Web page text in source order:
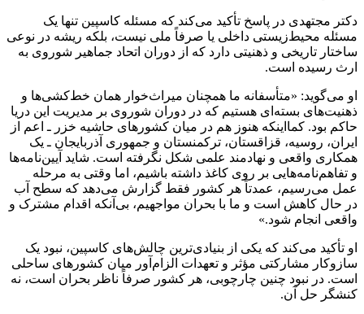
دکتر مجتهدی در پاسخ تأکید می‌کند که مسئله کاسپین تنها یک
مسئله محیط‌زیستی داخلی یا صرفاً ملی نیست، بلکه ریشه در نوعی
ساختار تاریخی و ذهنیتی دارد که از دوران اتحاد جماهیر شوروی به
ارث رسیده است.
او می‌گوید: «متأسفانه ما همچنان میراث‌خوار همان خط‌کشی‌ها و
ذهنیت‌های بسته‌ای هستیم که در دوران شوروی بر مدیریت این دریا
حاکم بود. کمااینکه هنوز هم در میان کشورهای حاشیه خزر ـ اعم از
ایران، روسیه، قزاقستان، ترکمنستان و جمهوری آذربایجان ـ یک
همکاری واقعی و نهادمند علمی شکل نگرفته است. شاید آیین‌نامه‌ها
و تفاهم‌نامه‌هایی بر روی کاغذ داشتە باشیم، اما وقتی به مرحله
عمل می‌رسیم، عمدتاً هر کشور فقط گزارش می‌دهد که سطح آب
در حال کاهش است و ما با بحران مواجهیم، بی‌آنکه اقدام مشترک و
واقعی انجام شود.»
او تأکید می‌کند که یکی از بنیادی‌ترین چالش‌های کاسپین، نبود یک
سازوکار مشارکتی مؤثر و تعهدات الزام‌آور میان کشورهای ساحلی
است. در نبود چنین چارچوبی، هر کشور صرفاً ناظر بحران است، نه
کنشگر حل آن.